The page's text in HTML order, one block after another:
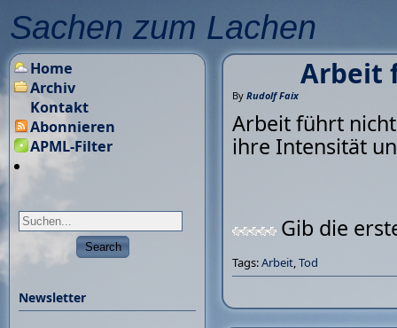
Sachen zum Lachen
Arbeit
By Rudolf Faix
Arbeit führt
ihre Intensität
Gib die
Tags:Arbeit,Tod
Home
Archiv
Kontakt
Abonnieren
APML-Filter
Newsletter